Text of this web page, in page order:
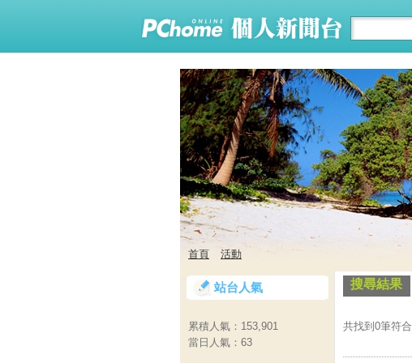
首頁 活動
搜尋結果
共找到0筆符合
站台人氣
累積人氣： 153,901
當日人氣： 63